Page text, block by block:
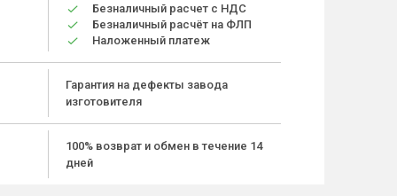
Безналичный расчет с НДС
Безналичный расчёт на ФЛП
Наложенный платеж
Гарантия на дефекты завода
изготовителя
100% возврат и обмен в течение 14
дней